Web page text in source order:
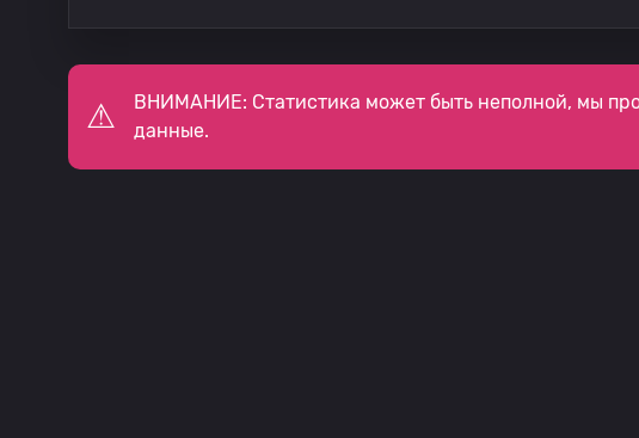
ВНИМАНИЕ: Статистика может быть неполной, мы
данные.